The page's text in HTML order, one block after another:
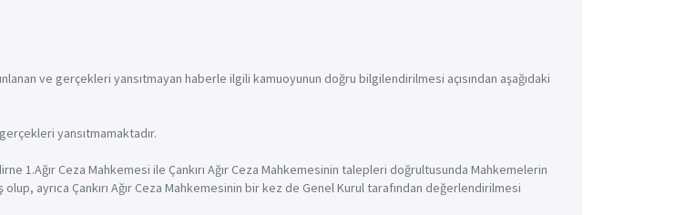
ve gerçekleri yansıtmayan haberle ilgili kamuoyunun doğru bilgilendirilmesi açısından aşağıdaki
yansıtmamaktadır.
1.Ağır Ceza Mahkemesi ile Çankırı Ağır Ceza Mahkemesinin talepleri doğrultusunda Mahkemelerin
ayrıca Çankırı Ağır Ceza Mahkemesinin bir kez de Genel Kurul tarafından değerlendirilmesi